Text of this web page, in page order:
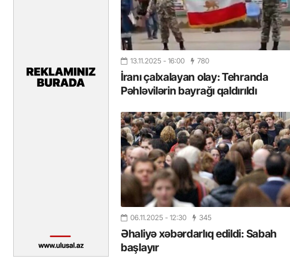
13.11.2025 - 16:00 780
İranı çalxalayan olay: Tehranda
Pəhləvilərin bayrağı qaldırıldı
06.11.2025 - 12:30 345
Əhaliyə xəbərdarlıq edildi: Sabah
başlayır